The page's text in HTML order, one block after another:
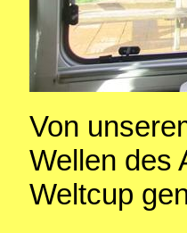
Von
Wellen des
Weltcup